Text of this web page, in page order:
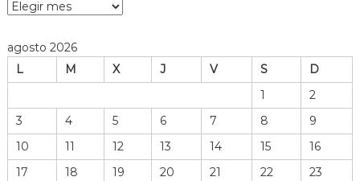
A
h
o
h
agosto 2026
L
M X J V S
D
1
2
3
4 5 6 7 8
9
10
11 12 13 14 15
16
17
18 19 20 21 22
23